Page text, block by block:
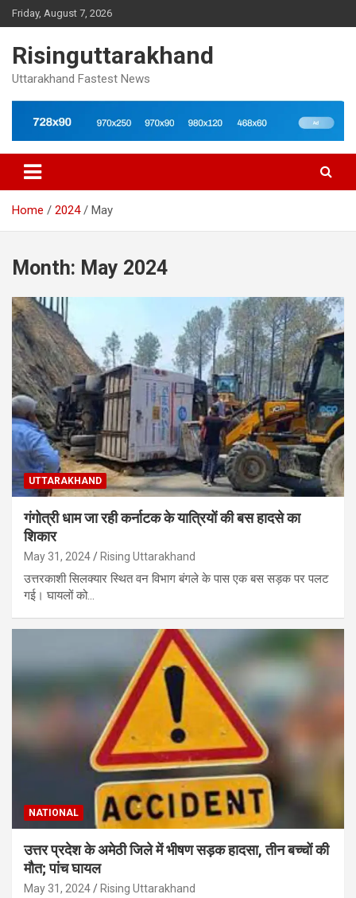
Skip
to
Friday, August 7, 2026
Risinguttarakhand
Uttarakhand Fastest News
Home 2024 May
Month: May 2024
UTTARAKHAND
गंगोत्री धाम जा रही कर्नाटक के यात्रियों की बस हादसे का
शिकार
May 31, 2024 Rising Uttarakhand
उत्तरकाशी सिलक्यार स्थित वन विभाग बंगले के पास एक बस सड़क पर पलट
गई। घायलों को…
NATIONAL
उत्तर प्रदेश के अमेठी ज‍िले में भीषण सड़क हादसा, तीन बच्‍चों की
मौत; पांच घायल
May 31, 2024 Rising Uttarakhand